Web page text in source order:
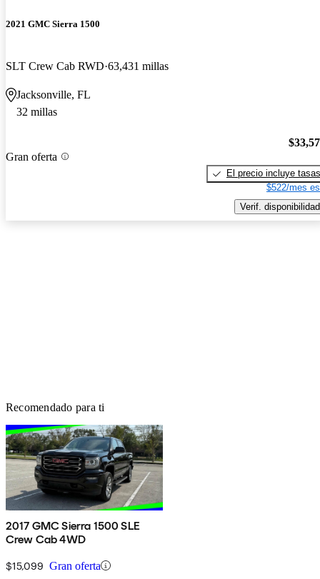
2021 GMC Sierra 1500
SLT Crew Cab RWD 63,431 millas
Jacksonville, FL
32 millas
Gran oferta
El precio incluye tasas
$522/mes
Verif. disponibilidad
Recomendado para ti
2017 GMC Sierra 1500 SLE
Crew Cab 4WD
$15,099 Gran oferta